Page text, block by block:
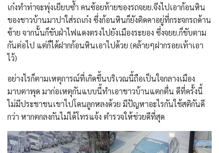
เก๋งทำท่าจะพุ่งเยียบซ้ำ คนซ้อยท้ายของรถจยย.จึงไปเอาก้อนหิน
ของชาวบ้านมาปาใส่รถเก๋ง ซึ่งก้อนหินก็ยังติดคาอยู่ที่กระจกรถด้าน
ซ้าย จากนั้นก็ขับฝ่าไฟแดงตรงไปยังเมืองระยอง ซึ่งจยย.ก็ขับตาม
กันต่อไป แต่ก็ได้ฝากก้อนหินเอาไปด้วย (คล้ายๆฝากรอยเท้าเอา
ไว้)
อย่างไรก็ตามเหตุการณ์ที่เกิดขึ้นบริเวณนี้ถือเป็นใจกลางเมือง
มาบตาพุด มาก่อเหตุกันแบบนี้ทำเอาชาวบ้านแตกตื่น ดีที่ครั้งนี้
ไม่มีประชาชนเขาไปโดนลูกหลงด้วย มีปัญหาอะไรกันใช้สติกันดี
กว่า หากตกลงกันไม่ได้โทรแจ้ง ตำรวจให้ช่วยดีที่สุด